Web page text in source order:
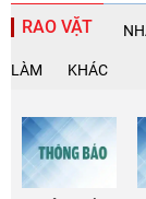
RAO VẶT
LÀM KHÁC